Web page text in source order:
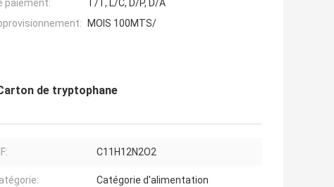
paiement:
T/T, L/C, D/P, D/A
MOIS 100MTS/
de tryptophane
C11H12N2O2
Catégorie d'alimentation